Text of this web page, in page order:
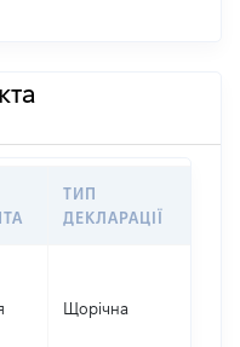
ТИП
ДЕКЛАРАЦІЇ
Щорічна